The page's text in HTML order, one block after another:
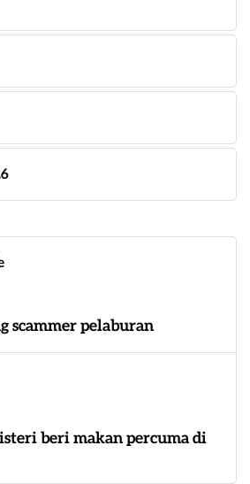
scammer pelaburan
isteri beri makan percuma di